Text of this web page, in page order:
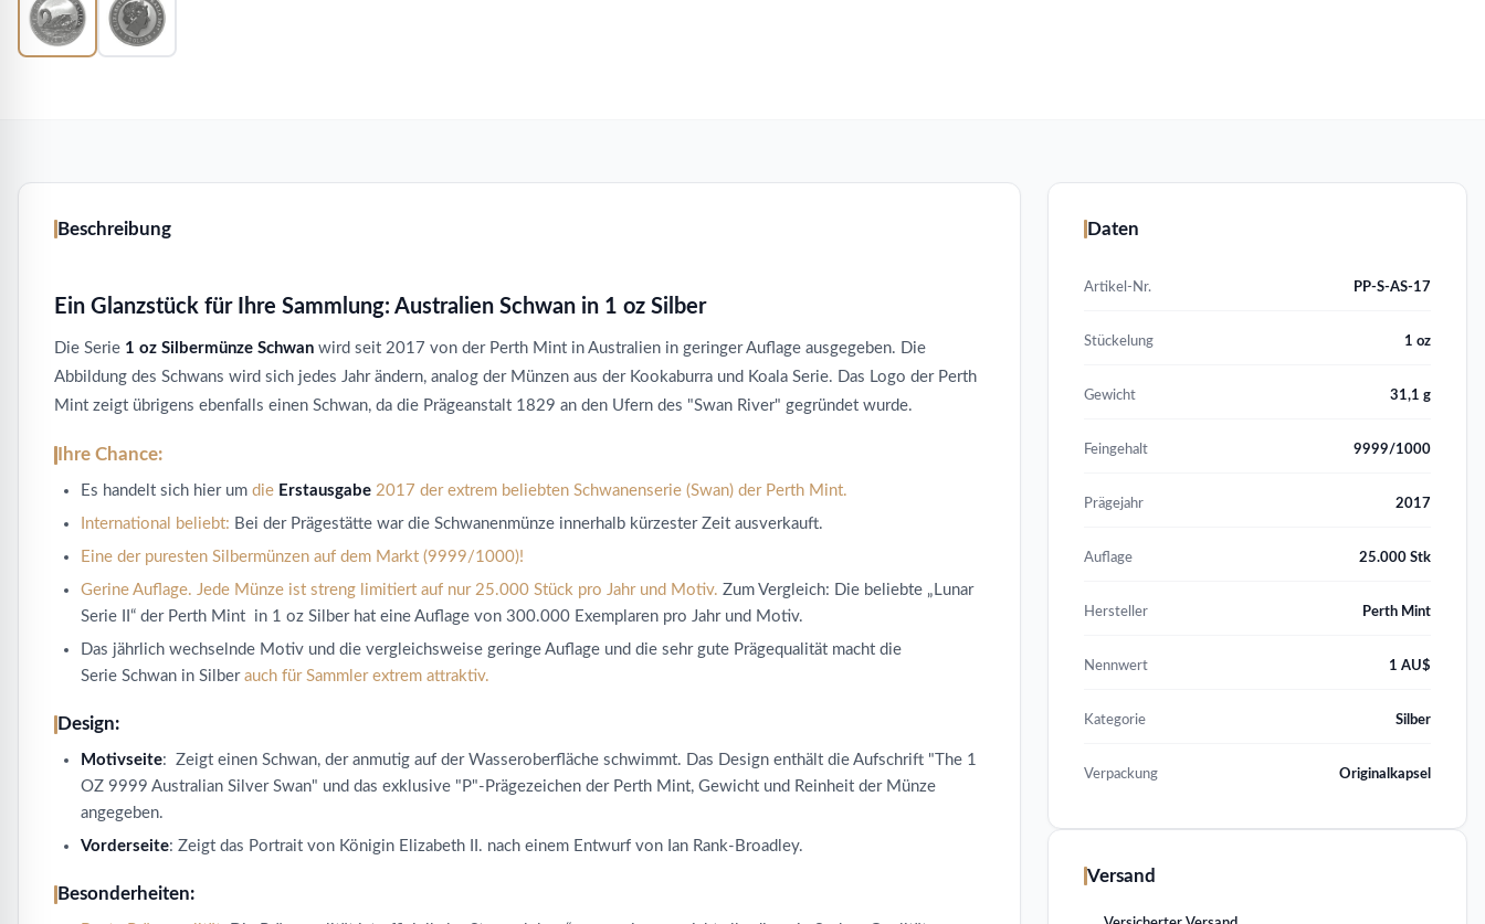
Beschreibung
Ein Glanzstück für Ihre Sammlung: Australien Schwan in 1 oz Silber
Die Serie 1 oz Silbermünze Schwan wird seit 2017 von der Perth Mint in Australien in geringer Auflage ausgegeben. Die
Abbildung des Schwans wird sich jedes Jahr ändern, analog der Münzen aus der Kookaburra und Koala Serie. Das Logo der Perth
Mint zeigt übrigens ebenfalls einen Schwan, da die Prägeanstalt 1829 an den Ufern des "Swan River" gegründet wurde.
Ihre Chance:
Es handelt sich hier um die Erstausgabe 2017 der extrem beliebten Schwanenserie (Swan) der Perth Mint.
International beliebt: Bei der Prägestätte war die Schwanenmünze innerhalb kürzester Zeit ausverkauft.
Eine der puresten Silbermünzen auf dem Markt (9999/1000)!
Gerine Auflage. Jede Münze ist streng limitiert auf nur 25.000 Stück pro Jahr und Motiv. Zum Vergleich: Die beliebte „Lunar
Serie II“ der Perth Mint in 1 oz Silber hat eine Auflage von 300.000 Exemplaren pro Jahr und Motiv.
Das jährlich wechselnde Motiv und die vergleichsweise geringe Auflage und die sehr gute Prägequalität macht die
Serie Schwan in Silber auch für Sammler extrem attraktiv.
Design:
Motivseite: Zeigt einen Schwan, der anmutig auf der Wasseroberfläche schwimmt. Das Design enthält die Aufschrift "The 1
OZ 9999 Australian Silver Swan" und das exklusive "P"-Prägezeichen der Perth Mint, Gewicht und Reinheit der Münze
angegeben.
Vorderseite: Zeigt das Portrait von Königin Elizabeth II. nach einem Entwurf von Ian Rank-Broadley.
Besonderheiten:
Daten
Artikel-Nr. PP-S-AS-17
Stückelung 1 oz
Gewicht 31,1 g
Feingehalt 9999/1000
Prägejahr 2017
Auflage 25.000 Stk
Hersteller Perth Mint
Nennwert 1 AU$
Kategorie Silber
Verpackung Originalkapsel
Versand